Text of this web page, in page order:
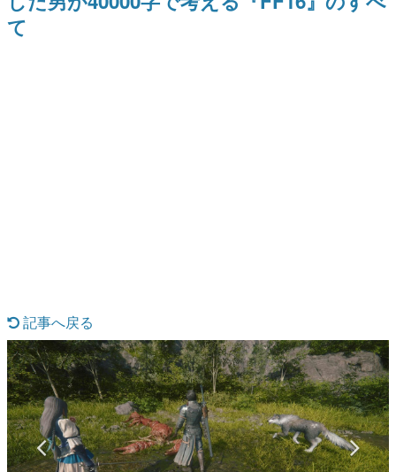
カテゴリ
特集記事
マンガ
女性向け
アプリレビュー
て
記事へ戻る